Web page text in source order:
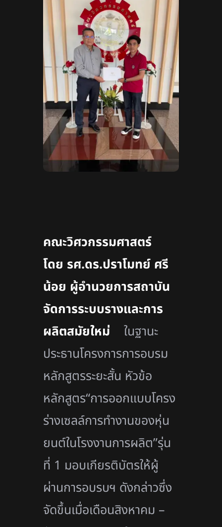
คณะวิศวกรรมศาสตร์
โดย รศ.ดร.ปราโมทย์ ศรี
น้อย ผู้อำนวยการสถาบัน
จัดการระบบรางและการ
ผลิตสมัยใหม่
ในฐานะ
ประธานโครงการการอบรม
หลักสูตรระยะสั้น หัวข้อ
หลักสูตร“การออกแบบโครง
ร่างเซลล์การทำงานของหุ่น
ยนต์ในโรงงานการผลิต”รุ่น
ที่ 1 มอบเกียรติบัตรให้ผู้
ผ่านการอบรบฯ ดังกล่าวซึ่ง
จัดขึ้นเมื่อเดือนสิงหาคม –